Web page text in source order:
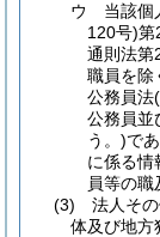
ウ
当該個
120号)第
通則法第
職員を除
公務員法
公務員並
う。)で
に係る情
員等の
(3)
法人そ
体及び地方